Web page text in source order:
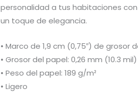
personalidad a tus habitaciones
un toque de elegancia.
• Marco de 1,9 cm (0,75″) de
• Grosor del papel: 0,26 mm (10.3 mil)
• Peso del papel: 189 g/m²
• Ligero